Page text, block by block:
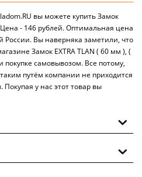
вы можете купить Замок
- 146 рублей. Оптимальная цена
России. Вы наверняка заметили, что
Замок EXTRA TLAN ( 60 мм ), (
самовывозом. Все потому,
путём компании не приходится
у нас этот товар вы